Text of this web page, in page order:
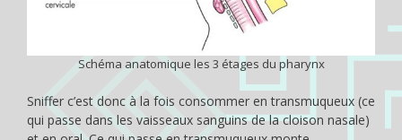
Schéma anatomique les 3 étages du pharynx
Sniffer c’est donc à la fois consommer en transmuqueux (ce
qui passe dans les vaisseaux sanguins de la cloison nasale)